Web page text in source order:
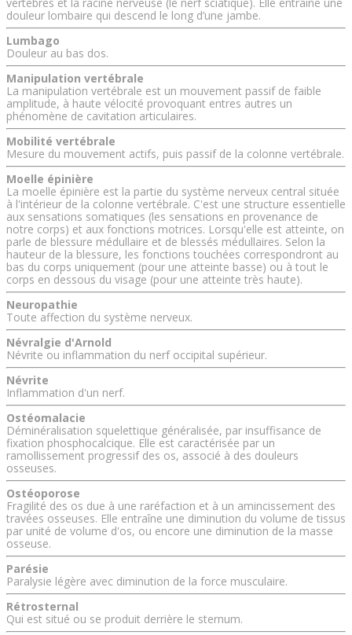
douleur lombaire qui descend le long d’une jambe.
Lumbago
Douleur au bas dos.
Manipulation vertébrale
La manipulation vertébrale est un mouvement passif de faible
amplitude, à haute vélocité provoquant entres autres un
phénomène de cavitation articulaires.
Mobilité vertébrale
Mesure du mouvement actifs, puis passif de la colonne vertébrale.
Moelle épinière
La moelle épinière est la partie du système nerveux central située
à l'intérieur de la colonne vertébrale. C'est une structure essentielle
aux sensations somatiques (les sensations en provenance de
notre corps) et aux fonctions motrices. Lorsqu'elle est atteinte, on
parle de blessure médullaire et de blessés médullaires. Selon la
hauteur de la blessure, les fonctions touchées correspondront au
bas du corps uniquement (pour une atteinte basse) ou à tout le
corps en dessous du visage (pour une atteinte très haute).
Neuropathie
Toute affection du système nerveux.
Névralgie d'Arnold
Névrite ou inflammation du nerf occipital supérieur.
Névrite
Inflammation d'un nerf.
Ostéomalacie
Déminéralisation squelettique généralisée, par insuffisance de
fixation phosphocalcique. Elle est caractérisée par un
ramollissement progressif des os, associé à des douleurs
osseuses.
Ostéoporose
Fragilité des os due à une raréfaction et à un amincissement des
travées osseuses. Elle entraîne une diminution du volume de tissus
par unité de volume d'os, ou encore une diminution de la masse
osseuse.
Parésie
Paralysie légère avec diminution de la force musculaire.
Rétrosternal
Qui est situé ou se produit derrière le sternum.